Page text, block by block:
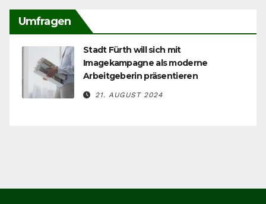
Umfragen
Stadt Fürth will sich mit
Imagekampagne als moderne
Arbeitgeberin präsentieren
21. AUGUST 2024